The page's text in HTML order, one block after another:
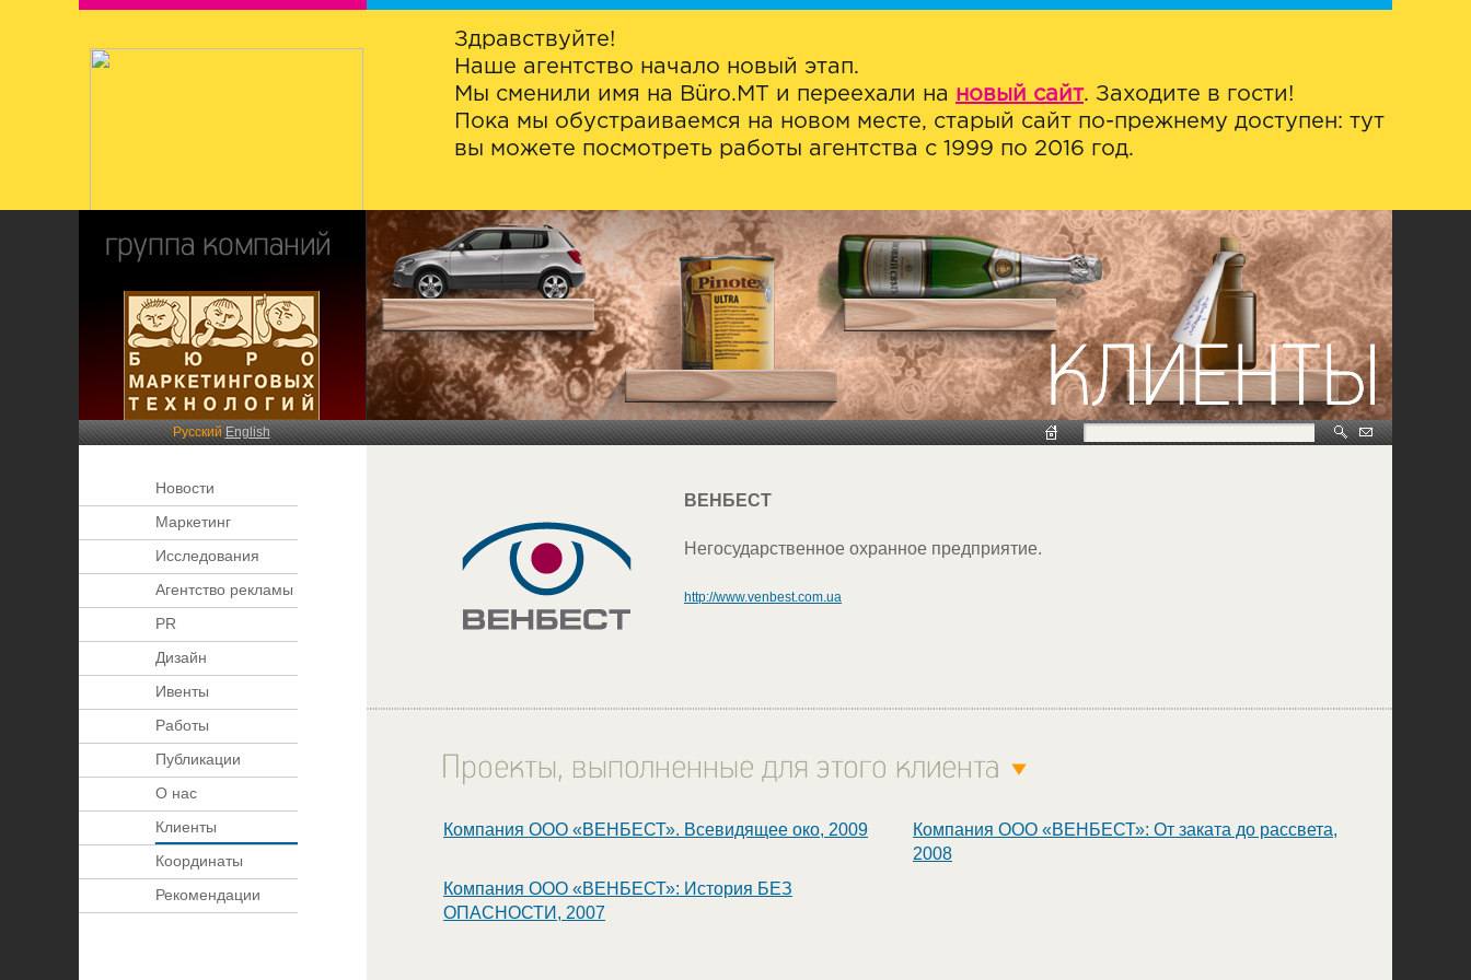
Здравствуйте!
Наше агентство начало новый этап.
Мы сменили имя на Büro.MT и переехали на новый сайт. Заходите в гости!
Пока мы обустраиваемся на новом месте, старый сайт по-прежнему доступен: тут
вы можете посмотреть работы агентства с 1999 по 2016 год.
РусскийEnglish
Новости
Маркетинг
Исследования
Агентство рекламы
PR
Дизайн
Ивенты
Работы
Публикации
О нас
Клиенты
Координаты
Рекомендации
ВЕНБЕСТ
Негосударственное охранное предприятие.
http://www.venbest.com.ua
Компания ООО «ВЕНБЕСТ». Всевидящее око, 2009
Компания ООО «ВЕНБЕСТ»: От заката до рассвета,
2008
Компания ООО «ВЕНБЕСТ»: История БЕЗ
ОПАСНОСТИ, 2007